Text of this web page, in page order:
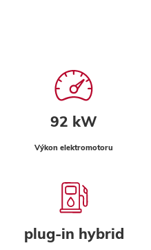
92 kW
Výkon elektromotoru
plug-in hybrid